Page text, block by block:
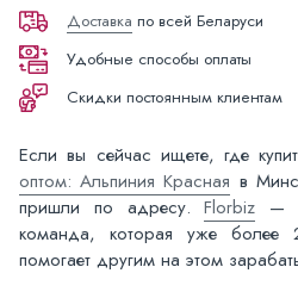
Доставка по всей Беларуси
Удобные способы оплаты
Скидки постоянным клиентам
Если вы сейчас ищете, где
оптом: Альпиния Красная в
пришли по адресу.Florbiz —
команда, которая уже более
помогает другим на этом